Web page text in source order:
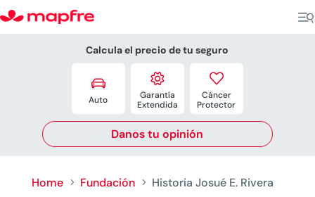
Calcula el precio de tu seguro

Auto

Garantía
Extendida

Cáncer
Protector
Danos tu opinión
Home 5 Fundación 5 Historia Josué E. Rivera